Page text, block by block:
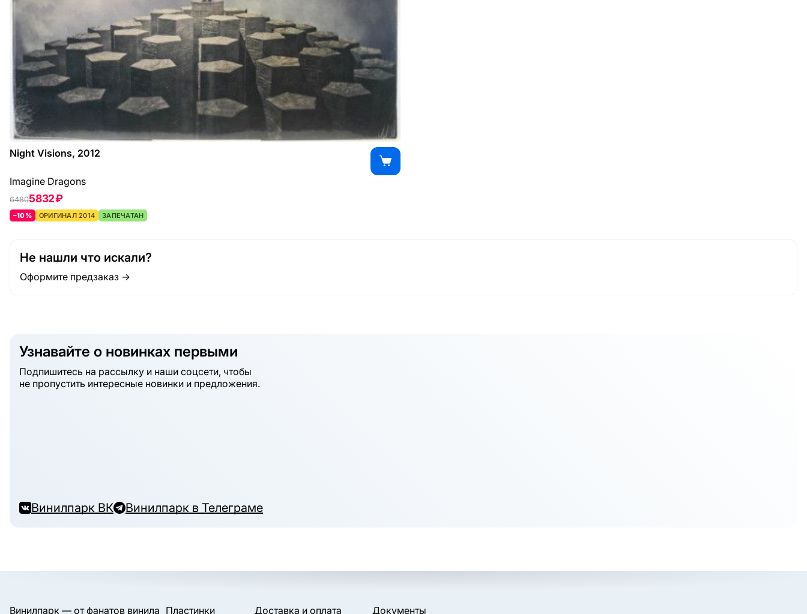
Night Visions, 2012
Imagine Dragons
64805832 ₽
–10% ОРИГИНАЛ 2014 ЗАПЕЧАТАН
Не нашли что искали?
Оформите предзаказ →
Узнавайте о новинках первыми
Подпишитесь на рассылку и наши соцсети, чтобы
не пропустить интересные новинки и предложения.
Винилпарк ВК Винилпарк в Телеграме
Винилпарк — от фанатов винила Пластинки Доставка и оплата Документы